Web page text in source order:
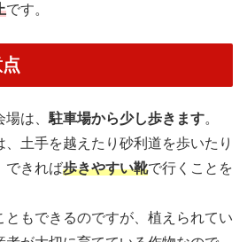
です。
は、 駐車場から少し歩きます。
土手を越えたり砂利道を歩いたり
できれば歩きやすい靴で行くことを
ともできるのですが、植えられてい